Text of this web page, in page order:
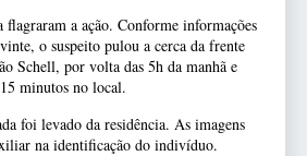
flagraram a ação. Conforme informações
o suspeito pulou a cerca da frente
Schell, por volta das 5h da manhã e
minutos no local.
foi levado da residência. As imagens
na identificação do indivíduo.